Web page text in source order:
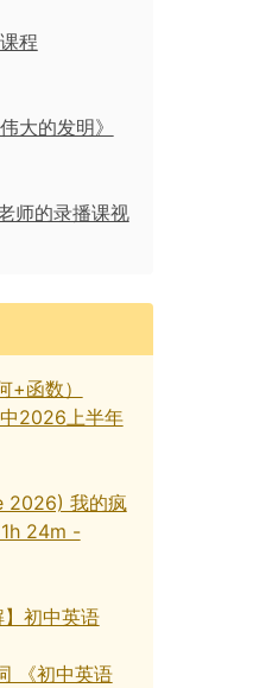
程
大的发明》
师的录播课视
函数）
中2026上半年
2026) 我的疯
24m -
】初中英语
《初中英语